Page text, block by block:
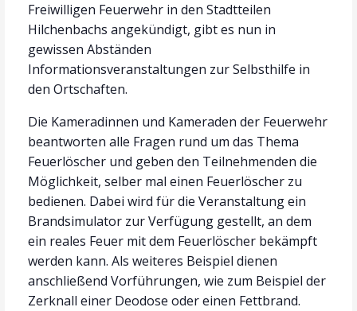
Freiwilligen Feuerwehr in den Stadtteilen
Hilchenbachs angekündigt, gibt es nun in
gewissen Abständen
Informationsveranstaltungen zur Selbsthilfe in
den Ortschaften.
Die Kameradinnen und Kameraden der Feuerwehr
beantworten alle Fragen rund um das Thema
Feuerlöscher und geben den Teilnehmenden die
Möglichkeit, selber mal einen Feuerlöscher zu
bedienen. Dabei wird für die Veranstaltung ein
Brandsimulator zur Verfügung gestellt, an dem
ein reales Feuer mit dem Feuerlöscher bekämpft
werden kann. Als weiteres Beispiel dienen
anschließend Vorführungen, wie zum Beispiel der
Zerknall einer Deodose oder einen Fettbrand.